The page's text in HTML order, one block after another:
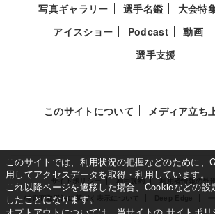
写真ギャラリー
選手名鑑 大会特
アイスショー
Podcast 動画
選手支援
このサイトについて メディア立ち
サイトポリシー 利用規約
利用者情報の外
特定商取引法に基づく表示について
このサイトでは、利用状況の把握などのために、
用してアクセスデータを取得・利用しています。
これ以降ページを遷移した場合、Cookieなどの設
したことになります。